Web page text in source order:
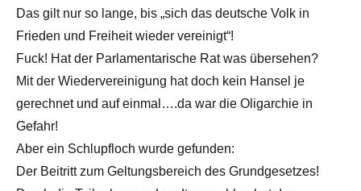
Das gilt nur so lange, bis „sich das deutsche Volk in
Frieden und Freiheit wieder vereinigt“!
Fuck! Hat der Parlamentarische Rat was übersehen?
Mit der Wiedervereinigung hat doch kein Hansel je
gerechnet und auf einmal….da war die Oligarchie in
Gefahr!
Aber ein Schlupfloch wurde gefunden:
Der Beitritt zum Geltungsbereich des Grundgesetzes!